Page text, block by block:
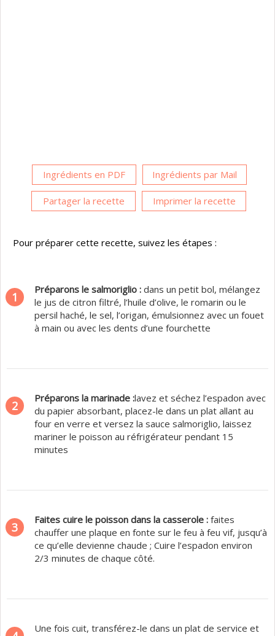
Ingrédients en PDF Ingrédients par Mail
Partager la recette Imprimer la recette
Pour préparer cette recette, suivez les étapes :
1
Préparons le salmoriglio : dans un petit bol, mélangez
le jus de citron filtré, l’huile d’olive, le romarin ou le
persil haché, le sel, l’origan, émulsionnez avec un fouet
à main ou avec les dents d’une fourchette
2
Préparons la marinade :lavez et séchez l’espadon avec
du papier absorbant, placez-le dans un plat allant au
four en verre et versez la sauce salmoriglio, laissez
mariner le poisson au réfrigérateur pendant 15
minutes
3
Faites cuire le poisson dans la casserole : faites
chauffer une plaque en fonte sur le feu à feu vif, jusqu’à
ce qu’elle devienne chaude ; Cuire l’espadon environ
2/3 minutes de chaque côté.
Une fois cuit, transférez-le dans un plat de service et